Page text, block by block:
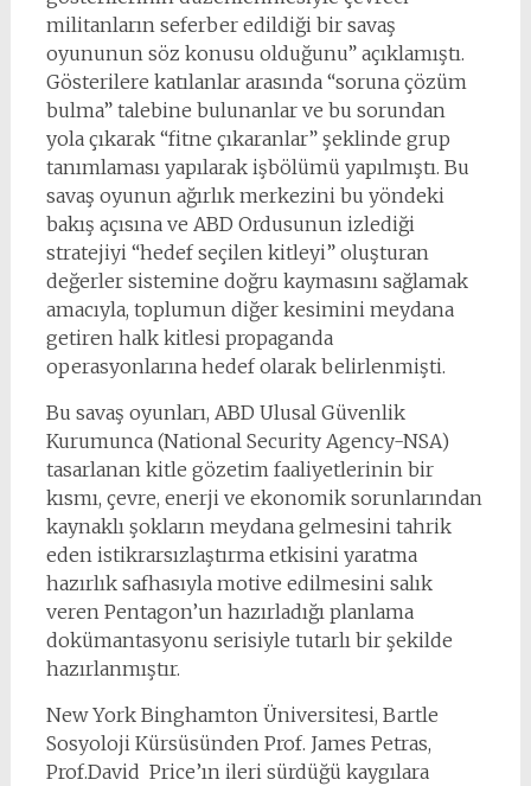
militanların seferber edildiği bir savaş
oyununun söz konusu olduğunu” açıklamıştı.
Gösterilere katılanlar arasında “soruna çözüm
bulma” talebine bulunanlar ve bu sorundan
yola çıkarak “fitne çıkaranlar” şeklinde grup
tanımlaması yapılarak işbölümü yapılmıştı. Bu
savaş oyunun ağırlık merkezini bu yöndeki
bakış açısına ve ABD Ordusunun izlediği
stratejiyi “hedef seçilen kitleyi” oluşturan
değerler sistemine doğru kaymasını sağlamak
amacıyla, toplumun diğer kesimini meydana
getiren halk kitlesi propaganda
operasyonlarına hedef olarak belirlenmişti.
Bu savaş oyunları, ABD Ulusal Güvenlik
Kurumunca (National Security Agency-NSA)
tasarlanan kitle gözetim faaliyetlerinin bir
kısmı, çevre, enerji ve ekonomik sorunlarından
kaynaklı şokların meydana gelmesini tahrik
eden istikrarsızlaştırma etkisini yaratma
hazırlık safhasıyla motive edilmesini salık
veren Pentagon’un hazırladığı planlama
dokümantasyonu serisiyle tutarlı bir şekilde
hazırlanmıştır.
New York Binghamton Üniversitesi, Bartle
Sosyoloji Kürsüsünden Prof. James Petras,
Prof.David Price’ın ileri sürdüğü kaygılara